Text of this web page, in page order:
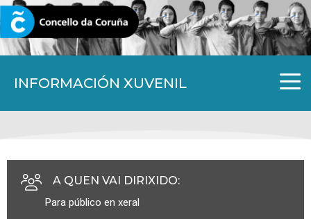
INFORMACIÓN XUVENIL
CORUNA.GAL
A QUEN VAI DIRIXIDO:
Para público en xeral